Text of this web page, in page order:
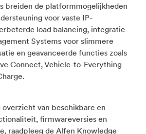
breiden de platformmogelijkheden
voor vaste IP-
load balancing, integratie
Systems voor slimmere
en geavanceerde functies zoals
Connect, Vehicle-to-Everything
overzicht van beschikbare en
firmwareversies en
raadpleeg de Alfen Knowledge